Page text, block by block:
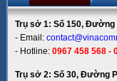
Trụ sở 1: Số 150, Đường
- Email:
- Hotline: 0967 458 568 -
Trụ sở 2: Số 30, Đường